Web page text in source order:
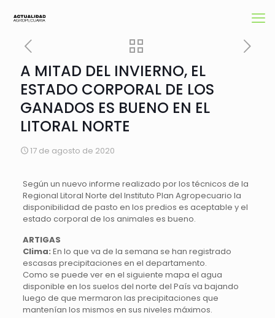
A MITAD DEL INVIERNO, EL
ESTADO CORPORAL DE LOS
GANADOS ES BUENO EN EL
LITORAL NORTE
17 de agosto de 2020
Según un nuevo informe realizado por los técnicos de la
Regional Litoral Norte del Instituto Plan Agropecuario la
disponibilidad de pasto en los predios es aceptable y el
estado corporal de los animales es bueno.
ARTIGAS
Clima: En lo que va de la semana se han registrado
escasas precipitaciones en el departamento.
Como se puede ver en el siguiente mapa el agua
disponible en los suelos del norte del País va bajando
luego de que mermaron las precipitaciones que
mantenían los mismos en sus niveles máximos.